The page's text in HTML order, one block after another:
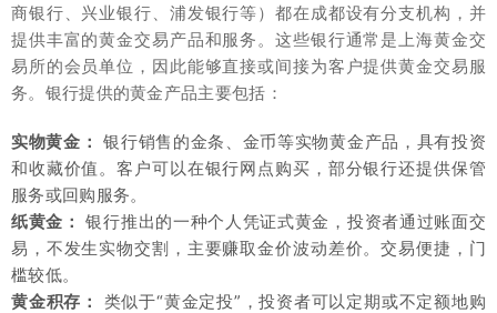
商银行、兴业银行、浦发银行等）都在成都设有分支机构，并
提供丰富的黄金交易产品和服务。这些银行通常是上海黄金交
易所的会员单位，因此能够直接或间接为客户提供黄金交易服
务。银行提供的黄金产品主要包括：
实物黄金： 银行销售的金条、金币等实物黄金产品，具有投资
和收藏价值。客户可以在银行网点购买，部分银行还提供保管
服务或回购服务。
纸黄金： 银行推出的一种个人凭证式黄金，投资者通过账面交
易，不发生实物交割，主要赚取金价波动差价。交易便捷，门
槛较低。
黄金积存：
类似于“黄金定投”，投资者可以定期或不定额地购